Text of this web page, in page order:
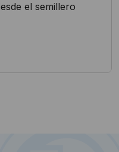
el semillero